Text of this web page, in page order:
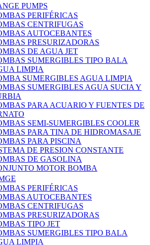
PUMPS
PERIFÉRICAS
CENTRIFUGAS
AUTOCEBANTES
PRESURIZADORAS
DE AGUA JET
SUMERGIBLES TIPO BALA
LIMPIA
SUMERGIBLES AGUA LIMPIA
SUMERGIBLES AGUA SUCIA Y
PARA ACUARIO Y FUENTES DE
SEMI-SUMERGIBLES COOLER
PARA TINA DE HIDROMASAJE
PARA PISCINA
DE PRESION CONSTANTE
DE GASOLINA
MOTOR BOMBA
PERIFÉRICAS
AUTOCEBANTES
CENTRIFUGAS
PRESURIZADORAS
TIPO JET
SUMERGIBLES TIPO BALA
LIMPIA